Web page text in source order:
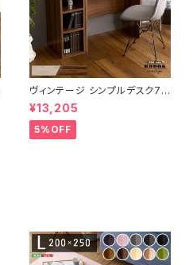
ヴィンテージ シンプルデスク75
cm幅+サイドラック30cm幅セ
ット【Ridgewood-リッジウッ
ド-】 BRHT-DSK75SRK
¥13,205
5%OFF